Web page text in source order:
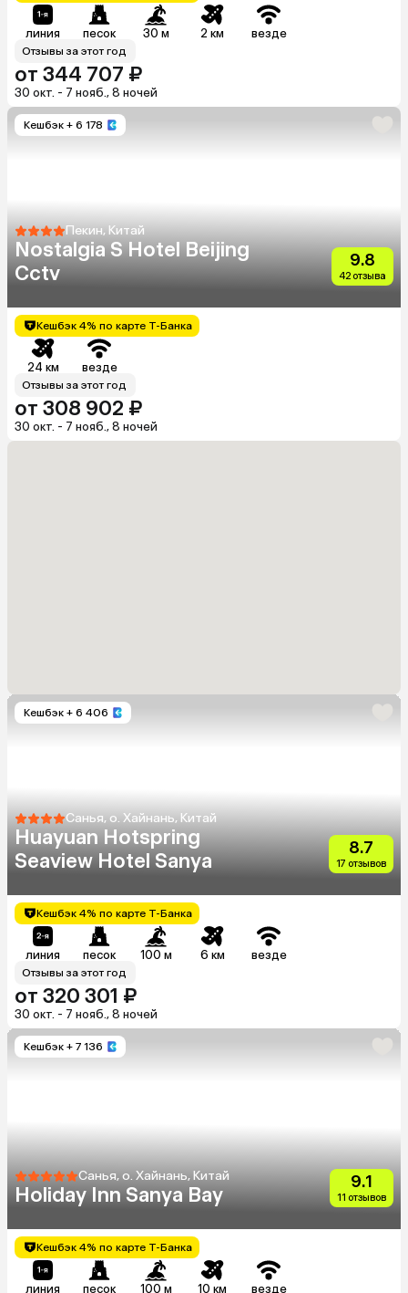
линия песок 30 м 2 км везде
Отзывы за этот год
от 344 707 ₽
30 окт. - 7 нояб., 8 ночей
Кешбэк + 6 178
Пекин, Китай
Nostalgia S Hotel Beijing
Cctv
9.8
42 отзыва
Кешбэк 4% по карте Т-Банка
24 км везде
Отзывы за этот год
от 308 902 ₽
30 окт. - 7 нояб., 8 ночей
Кешбэк + 6 406
Санья, о. Хайнань, Китай
Huayuan Hotspring
Seaview Hotel Sanya
8.7
17 отзывов
Кешбэк 4% по карте Т-Банка
линия песок 100 м 6 км везде
Отзывы за этот год
от 320 301 ₽
30 окт. - 7 нояб., 8 ночей
Кешбэк + 7 136
Санья, о. Хайнань, Китай
Holiday Inn Sanya Bay
9.1
11 отзывов
Кешбэк 4% по карте Т-Банка
линия песок 100 м 10 км везде